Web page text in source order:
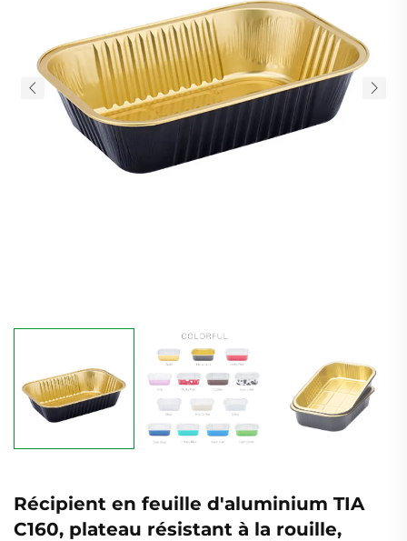
Récipient en feuille d'aluminium TIA
C160, plateau résistant à la rouille,